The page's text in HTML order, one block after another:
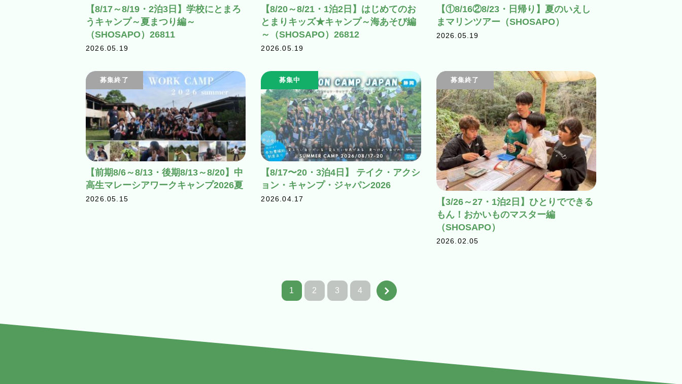
【8/17～8/19・2泊3日】学校にとまろ
うキャンプ～夏まつり編～
（SHOSAPO）26811
2026.05.19
【8/20～8/21・1泊2日】はじめてのお
とまりキッズ★キャンプ～海あそび編
～（SHOSAPO）26812
2026.05.19
【①8/16②8/23・日帰り】夏のいえし
まマリンツアー（SHOSAPO）
2026.05.19
募集終了
【前期8/6～8/13・後期8/13～8/20】中
高生マレーシアワークキャンプ2026夏
2026.05.15
募集中
【8/17〜20・3泊4日】 テイク・アクシ
ョン・キャンプ・ジャパン2026
2026.04.17
募集終了
【3/26～27・1泊2日】ひとりでできる
もん！おかいものマスター編
（SHOSAPO）
2026.02.05
1 2 3 4